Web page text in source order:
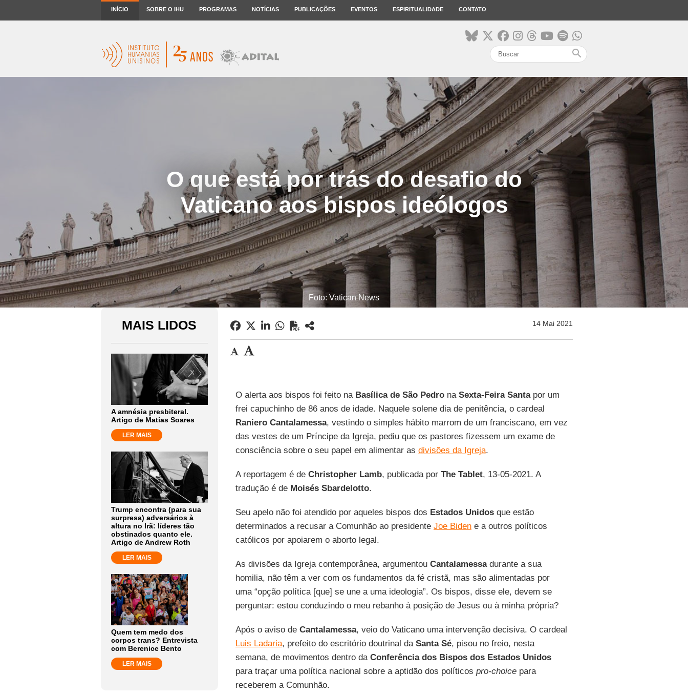
INÍCIO SOBRE O IHU PROGRAMAS NOTÍCIAS PUBLICAÇÕES EVENTOS ESPIRITUALIDADE CONTATO
search
O que está por trás do desafio do
Vaticano aos bispos ideólogos
Foto: Vatican News
MAIS LIDOS
A amnésia presbiteral.
Artigo de Matias Soares
LER MAIS
Trump encontra (para sua
surpresa) adversários à
altura no Irã: líderes tão
obstinados quanto ele.
Artigo de Andrew Roth
LER MAIS
Quem tem medo dos
corpos trans? Entrevista
com Berenice Bento
LER MAIS
14 Mai 2021
O alerta aos bispos foi feito na Basílica de São Pedrona Sexta-Feira Santapor um
frei capuchinho de 86 anos de idade. Naquele solene dia de penitência, o cardeal
Raniero Cantalamessa, vestindo o simples hábito marrom de um franciscano, em vez
das vestes de um Príncipe da Igreja, pediu que os pastores fizessem um exame de
consciência sobre o seu papel em alimentar as divisões da Igreja.
A reportagem é de Christopher Lamb, publicada por The Tablet, 13-05-2021. A
tradução é de Moisés Sbardelotto.
Seu apelo não foi atendido por aqueles bispos dos Estados Unidosque estão
determinados a recusar a Comunhão ao presidente Joe Bidene a outros políticos
católicos por apoiarem o aborto legal.
As divisões da Igreja contemporânea, argumentou Cantalamessadurante a sua
homilia, não têm a ver com os fundamentos da fé cristã, mas são alimentadas por
uma “opção política [que] se une a uma ideologia”. Os bispos, disse ele, devem se
perguntar: estou conduzindo o meu rebanho à posição de Jesus ou à minha própria?
Após o aviso de Cantalamessa, veio do Vaticano uma intervenção decisiva. O cardeal
Luis Ladaria, prefeito do escritório doutrinal da Santa Sé, pisou no freio, nesta
semana, de movimentos dentro da Conferência dos Bispos dos Estados Unidos
para traçar uma política nacional sobre a aptidão dos políticos pro-choicepara
receberem a Comunhão.